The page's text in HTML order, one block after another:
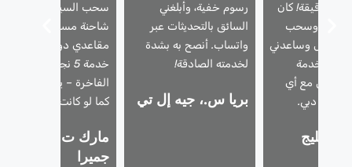
دبي خلال ٢٥ دقيقة! كان
وسحب
بل وساعدني
خدمة
أتعامل مع أي
في دبي.
الخليج
رسوم خفية، وأبلغني
السائق بالتحديثات عبر
واتساب. أنصح به بشدة
لخدمته الصادقة!
بريا س.، جيه إل تي
سحب السيارات في دبي
شاحنة مسطحة وغطت
مقاعدي دون أن أطلب.
خدمة 5 نجوم للسيارات
الفاخرة – يعاملون
كما لو كانت ملكهم.
مارك ت.، نخلة
جميرا